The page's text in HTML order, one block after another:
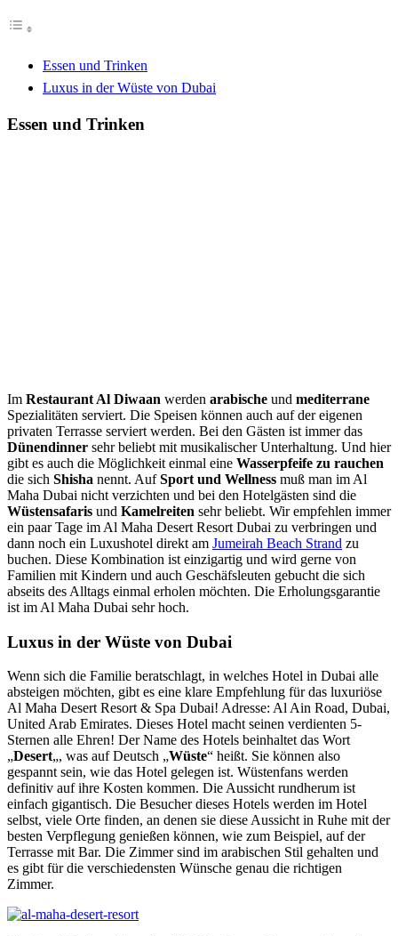
Essen und Trinken
Luxus in der Wüste von Dubai
Essen und Trinken
Im Restaurant Al Diwaan werden arabische und mediterrane
Spezialitäten serviert. Die Speisen können auch auf der eigenen
privaten Terrasse serviert werden. Bei den Gästen ist immer das
Dünendinner sehr beliebt mit musikalischer Unterhaltung. Und hier
gibt es auch die Möglichkeit einmal eine Wasserpfeife zu rauchen
die sich Shisha nennt. AufSport und Wellness muß man im Al
Maha Dubai nicht verzichten und bei den Hotelgästen sind die
Wüstensafaris und Kamelreiten sehr beliebt. Wir empfehlen immer
ein paar Tage im Al Maha Desert Resort Dubai zu verbringen und
dann noch ein Luxushotel direkt am Jumeirah Beach Strand zu
buchen. Diese Kombination ist einzigartig und wird gerne von
Familien mit Kindern und auch Geschäfsleuten gebucht die sich
abseits des Alltags einmal erholen möchten. Die Erholungsgarantie
ist im Al Maha Dubai sehr hoch.
Luxus in der Wüste von Dubai
Wenn sich die Familie beratschlagt, in welches Hotel in Dubai alle
absteigen möchten, gibt es eine klare Empfehlung für das luxuriöse
Al Maha Desert Resort & Spa Dubai! Adresse: Al Ain Road, Dubai,
United Arab Emirates. Dieses Hotel macht seinen verdienten 5-
Sternen alle Ehren! Der Name des Hotels beinhaltet das Wort
„Desert„, was auf Deutsch „Wüste“ heißt. Sie können also
gespannt sein, wie das Hotel gelegen ist. Wüstenfans werden
definitiv auf ihre Kosten kommen. Die Aussicht rundherum ist
einfach gigantisch. Die Besucher dieses Hotels werden im Hotel
selbst, viele Orte finden, an denen sie diese Aussicht in Ruhe mit der
besten Verpflegung genießen können, wie zum Beispiel, auf der
Terrasse mit Bar. Die Zimmer sind im arabischen Stil gehalten und
es gibt für die verschiedensten Wünsche genau die richtigen
Zimmer.